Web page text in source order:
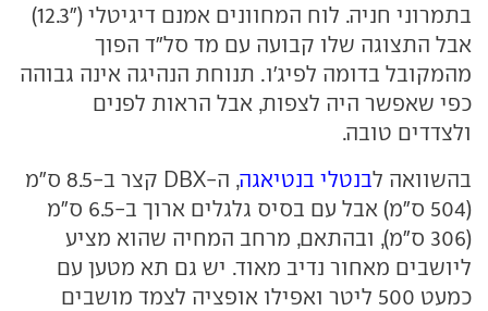
בתמרוני חניה. לוח המחוונים אמנם דיגיטלי ("12.3)
אבל התצוגה שלו קבועה עם מד סל"ד הפוך
מהמקובל בדומה לפיג'ו. תנוחת הנהיגה אינה גבוהה
כפי שאפשר היה לצפות, אבל הראות לפנים
ולצדדים טובה.
בהשוואה לבנטלי בנטיאגה
, ה-DBX קצר ב-8.5 ס"מ
(504 ס"מ) אבל עם בסיס גלגלים ארוך ב-6.5 ס"מ
(306 ס"מ), ובהתאם, מרחב המחיה שהוא מציע
ליושבים מאחור נדיב מאוד. יש גם תא מטען עם
כמעט 500 ליטר ואפילו אופציה לצמד מושבים